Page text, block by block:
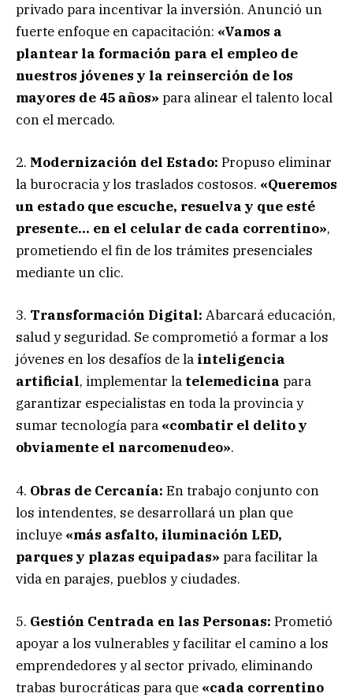
privado para incentivar la inversión. Anunció un
fuerte enfoque en capacitación: «Vamos a
plantear la formación para el empleo de
nuestros jóvenes y la reinserción de los
mayores de 45 años» para alinear el talento local
con el mercado.
2. Modernización del Estado: Propuso eliminar
la burocracia y los traslados costosos. «Queremos
un estado que escuche, resuelva y que esté
presente… en el celular de cada correntino»,
prometiendo el fin de los trámites presenciales
mediante un clic.
3. Transformación Digital: Abarcará educación,
salud y seguridad. Se comprometió a formar a los
jóvenes en los desafíos de la inteligencia
artificial, implementar la telemedicina para
garantizar especialistas en toda la provincia y
sumar tecnología para «combatir el delito y
obviamente el narcomenudeo».
4. Obras de Cercanía: En trabajo conjunto con
los intendentes, se desarrollará un plan que
incluye «más asfalto, iluminación LED,
parques y plazas equipadas» para facilitar la
vida en parajes, pueblos y ciudades.
5. Gestión Centrada en las Personas: Prometió
apoyar a los vulnerables y facilitar el camino a los
emprendedores y al sector privado, eliminando
trabas burocráticas para que «cada correntino